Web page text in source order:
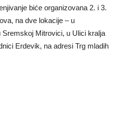
biće organizovana 2. i 3.
na dve lokacije – u
Sremskoj Mitrovici, u Ulici kralja
Erdevik, na adresi Trg mladih